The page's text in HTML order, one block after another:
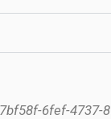
6fef-4737-